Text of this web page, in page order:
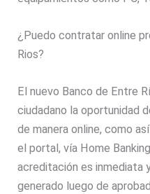
¿Puedo contratar online
Rios?
El nuevo Banco de Entre
ciudadano la oportunidad
de manera online, como
el portal, vía Home
acreditación es inmediata
generado luego de